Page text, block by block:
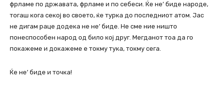
фрламе по државата, фрламе и по себеси. Ќе не’ биде народе,
тогаш кога секој во своето, ќе турка до последниот атом. Јас
не дигам раце додека не не’ биде. Не сме ние ништо
понеспособен народ од било кој друг. Мегданот тоа да го
покажеме и докажеме е токму тука, токму сега.
Ќе не’ биде и точка!